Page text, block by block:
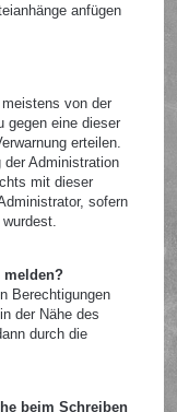
anfügen
von der
gegen eine dieser
erteilen.
Administration
mit dieser
sofern
melden?
Berechtigungen
der Nähe des
durch die
beim Schreiben